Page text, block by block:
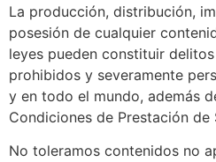
La producción, distribución,
posesión de cualquier
leyes pueden constituir
prohibidos y severamente
y en todo el mundo, además
Condiciones de Prestación de
No toleramos contenidos no